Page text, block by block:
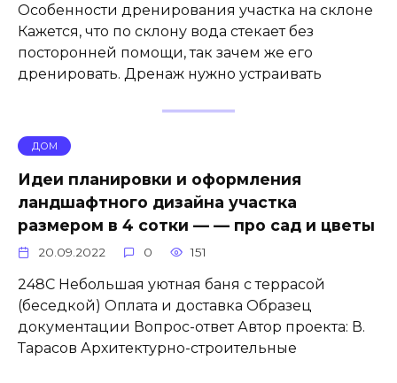
Особенности дренирования участка на склоне
Кажется, что по склону вода стекает без
посторонней помощи, так зачем же его
дренировать. Дренаж нужно устраивать
ДОМ
Идеи планировки и оформления
ландшафтного дизайна участка
размером в 4 сотки — — про сад и цветы
20.09.2022 0 151
248C Небольшая уютная баня с террасой
(беседкой) Оплата и доставка Образец
документации Вопрос-ответ Автор проекта: В.
Тарасов Архитектурно-строительные